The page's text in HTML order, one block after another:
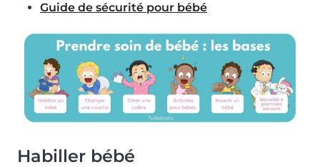
Guide de sécurité pour bébé
Habiller bébé